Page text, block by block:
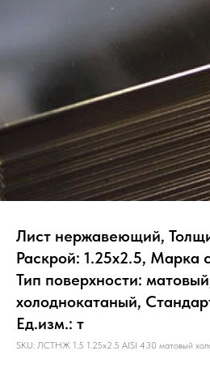
Лист нержавеющий,
Раскрой: 1.25х2.5, Марка
Тип поверхности:
холоднокатаный,
Ед.изм.: т
SKU: ЛСТНЖ 1.5 1.25х2.5 AISI 430 матовый